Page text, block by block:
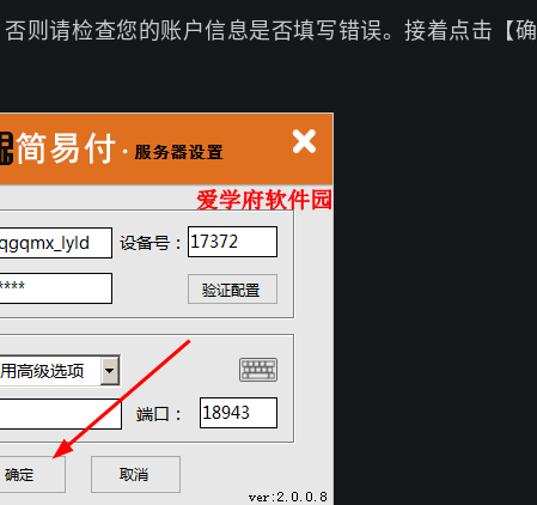
则请检查您的账户信息是否填写错误。接着点击【确